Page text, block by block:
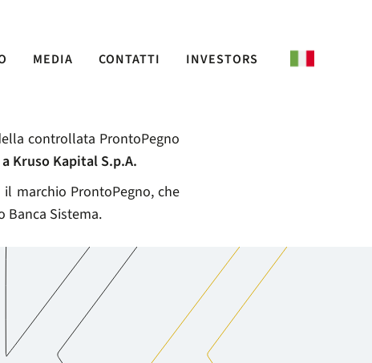
MEDIA CONTATTI INVESTORS
controllata ProntoPegno
Kruso Kapital S.p.A.
marchio ProntoPegno, che
Banca Sistema.